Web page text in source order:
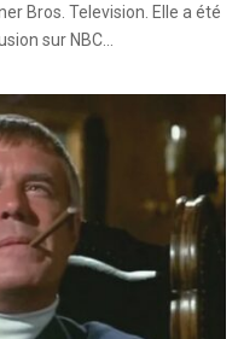
Bros. Television. Elle a été
sur NBC...